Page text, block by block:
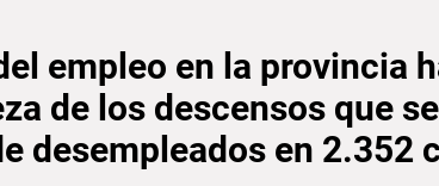
empleo en la provincia
de los descensos que
desempleados en 2.352